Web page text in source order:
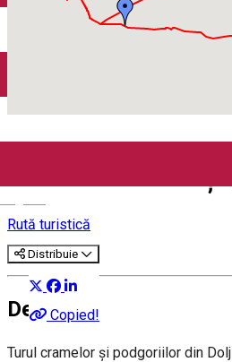
Închirieri auto
Închirieri biciclete
Rută turistică
Distribuie
Copied!
Despre
Turul cramelor și podgoriilor din Dolj